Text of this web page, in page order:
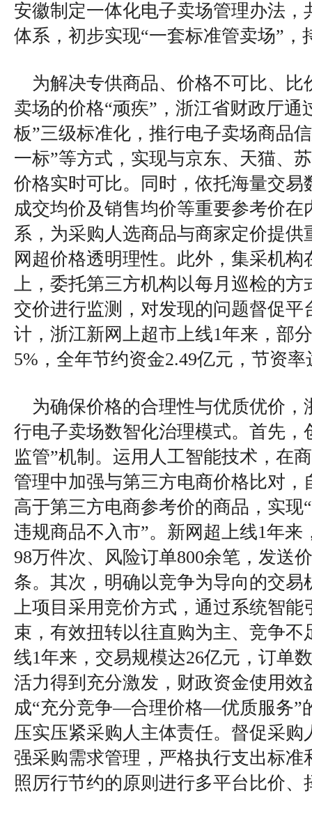
安徽制定一体化电子卖场管理办法，
体系，初步实现“一套标准管卖场”，
为解决专供商品、价格不可比、比
卖场的价格“顽疾”，浙江省财政厅通
板”三级标准化，推行电子卖场商品
一标”等方式，实现与京东、天猫、
价格实时可比。同时，依托海量交易
成交均价及销售均价等重要参考价在
系，为采购人选商品与商家定价提供
网超价格透明理性。此外，集采机
上，委托第三方机构以每月巡检的方
交价进行监测，对发现的问题督促平
计，浙江新网上超市上线1年来，部
5%，全年节约资金2.49亿元，节资率
为确保价格的合理性与优质优价，
行电子卖场数智化治理模式。首先，
监管”机制。运用人工智能技术，在
管理中加强与第三方电商价格比对，
高于第三方电商参考价的商品，实现
违规商品不入市”。新网超上线1年来
98万件次、风险订单800余笔，发送
条。其次，明确以竞争为导向的交易
上项目采用竞价方式，通过系统智能
束，有效扭转以往直购为主、竞争不
线1年来，交易规模达26亿元，订单
活力得到充分激发，财政资金使用效
成“充分竞争—合理价格—优质服务”
压实压紧采购人主体责任。督促采购
强采购需求管理，严格执行支出标准
照厉行节约的原则进行多平台比价、